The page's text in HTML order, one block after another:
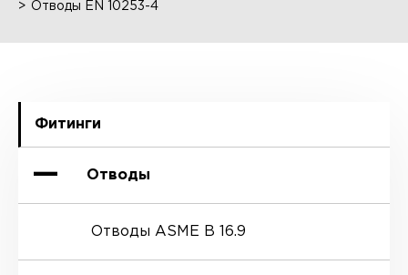
Отводы EN 10253-4
Фитинги
Отводы
Отводы ASME B 16.9